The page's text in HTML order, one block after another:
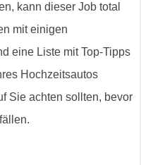
kann dieser Job total
mit einigen
eine Liste mit Top-Tipps
Hochzeitsautos
Sie achten sollten, bevor